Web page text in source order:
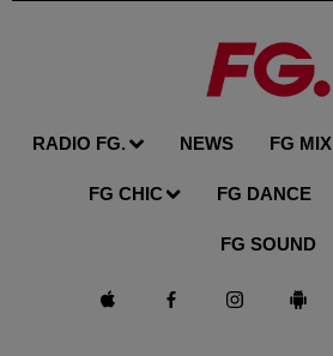
RADIO FG. NEWS FG MIX
FG CHIC FG DANCE
FG SOUND